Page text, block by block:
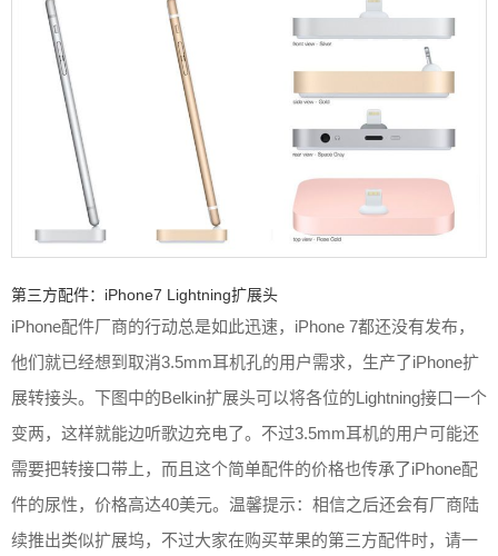
第三方配件：iPhone7 Lightning扩展头
iPhone配件厂商的行动总是如此迅速，iPhone 7都还没有发布，
他们就已经想到取消3.5mm耳机孔的用户需求，生产了iPhone扩
展转接头。下图中的Belkin扩展头可以将各位的Lightning接口一个
变两，这样就能边听歌边充电了。不过3.5mm耳机的用户可能还
需要把转接口带上，而且这个简单配件的价格也传承了iPhone配
件的尿性，价格高达40美元。温馨提示：相信之后还会有厂商陆
续推出类似扩展坞，不过大家在购买苹果的第三方配件时，请一